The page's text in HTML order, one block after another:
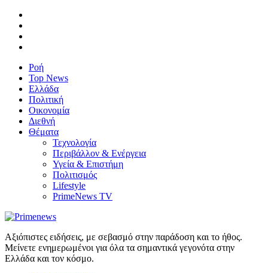
Ροή
Top News
Ελλάδα
Πολιτική
Οικονομία
Διεθνή
Θέματα
Τεχνολογία
Περιβάλλον & Ενέργεια
Υγεία & Επιστήμη
Πολιτισμός
Lifestyle
PrimeNews TV
Αξιόπιστες ειδήσεις, με σεβασμό στην παράδοση και το ήθος.
Μείνετε ενημερωμένοι για όλα τα σημαντικά γεγονότα στην
Ελλάδα και τον κόσμο.